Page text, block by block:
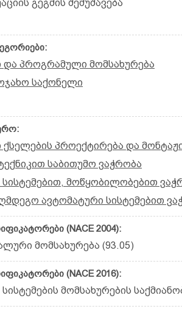
გეგმის შემუშავება
პროგრამული მომსახურება
საქონელი
პროექტირება და
საბითუმო ვაჭრობა
მოწყობილობებით
ავტომატური სისტემებით
(NACE 2004):
მომსახურება (93.05)
(NACE 2016):
მომსახურების